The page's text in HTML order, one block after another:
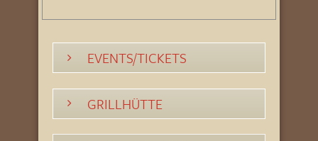
EVENTS/TICKETS
GRILLHÜTTE